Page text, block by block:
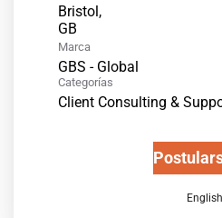
Bristol,
Marca
GBS - Global
Categorías
Client Consulting &